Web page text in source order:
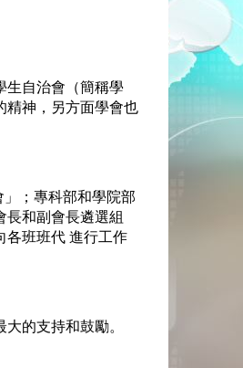
生自治會（簡稱學
精神，另方面學會也
；專科部和學院部
長和副會長遴選組
各班班代 進行工作
的支持和鼓勵。